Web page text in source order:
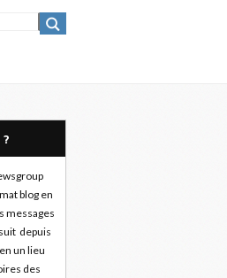
blog en
messages
depuis
un lieu
des